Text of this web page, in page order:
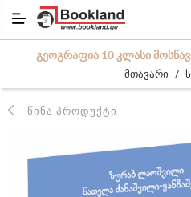
ᲒᲔᲝᲒᲠᲐᲤᲘᲐ 10 ᲙᲚᲐᲡᲘ
მთავარი /
ᲬᲘᲜᲐ ᲞᲠᲝᲓᲣᲥᲢᲘ